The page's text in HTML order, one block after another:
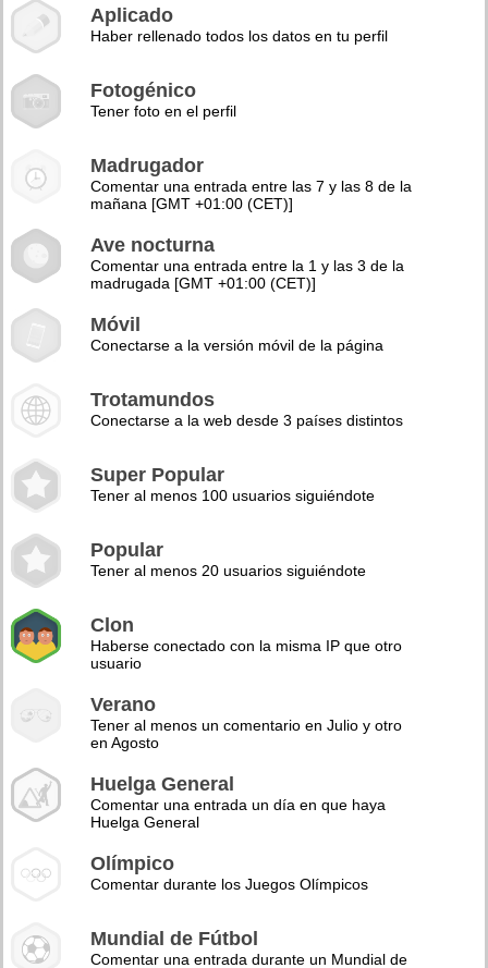
Aplicado
Haber rellenado todos los datos en tu perfil
Fotogénico
Tener foto en el perfil
Madrugador
Comentar una entrada entre las 7 y las 8 de la
mañana [GMT +01:00 (CET)]
Ave nocturna
Comentar una entrada entre la 1 y las 3 de la
madrugada [GMT +01:00 (CET)]
Móvil
Conectarse a la versión móvil de la página
Trotamundos
Conectarse a la web desde 3 países distintos
Super Popular
Tener al menos 100 usuarios siguiéndote
Popular
Tener al menos 20 usuarios siguiéndote
Clon
Haberse conectado con la misma IP que otro
usuario
Verano
Tener al menos un comentario en Julio y otro
en Agosto
Huelga General
Comentar una entrada un día en que haya
Huelga General
Olímpico
Comentar durante los Juegos Olímpicos
Mundial de Fútbol
Comentar una entrada durante un Mundial de